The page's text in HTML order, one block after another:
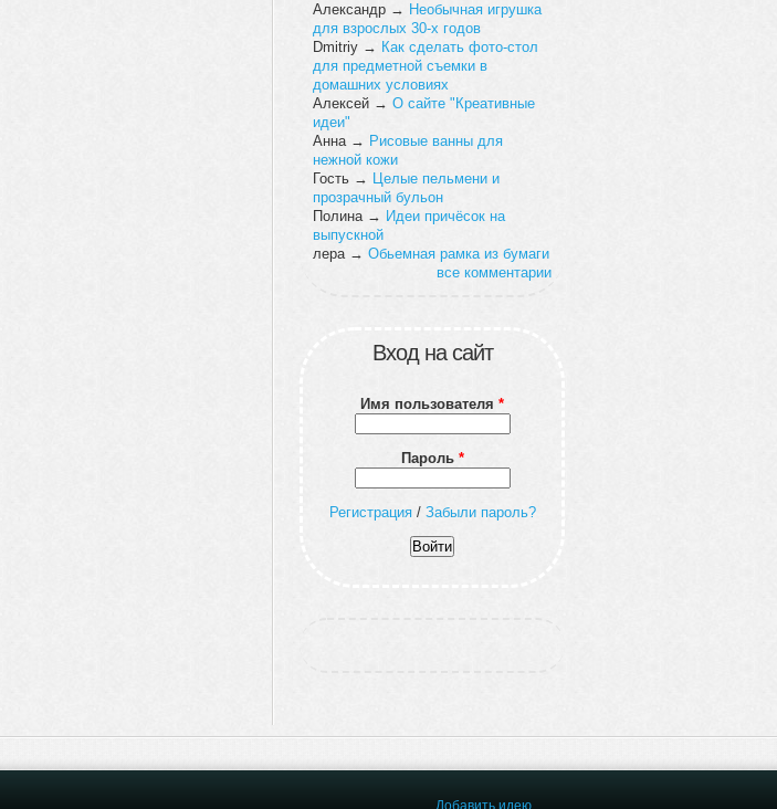
Александр → Необычная игрушка
для взрослых 30-х годов
Dmitriy → Как сделать фото-стол
для предметной съемки в
домашних условиях
Алексей → О сайте "Креативные
идеи"
Анна→ Рисовые ванны для
нежной кожи
Гость → Целые пельмени и
прозрачный бульон
Полина→ Идеи причёсок на
выпускной
лера→ Обьемная рамка из бумаги
все комментарии
Вход на сайт
Имя пользователя *
Пароль *
Регистрация/ Забыли пароль?
Добавить идею